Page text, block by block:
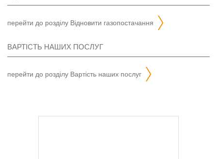
перейти до розділу відновити газопостачання
ВАРТІСТЬ НАШИХ ПОСЛУГ
перейти до розділу вартість наших послуг